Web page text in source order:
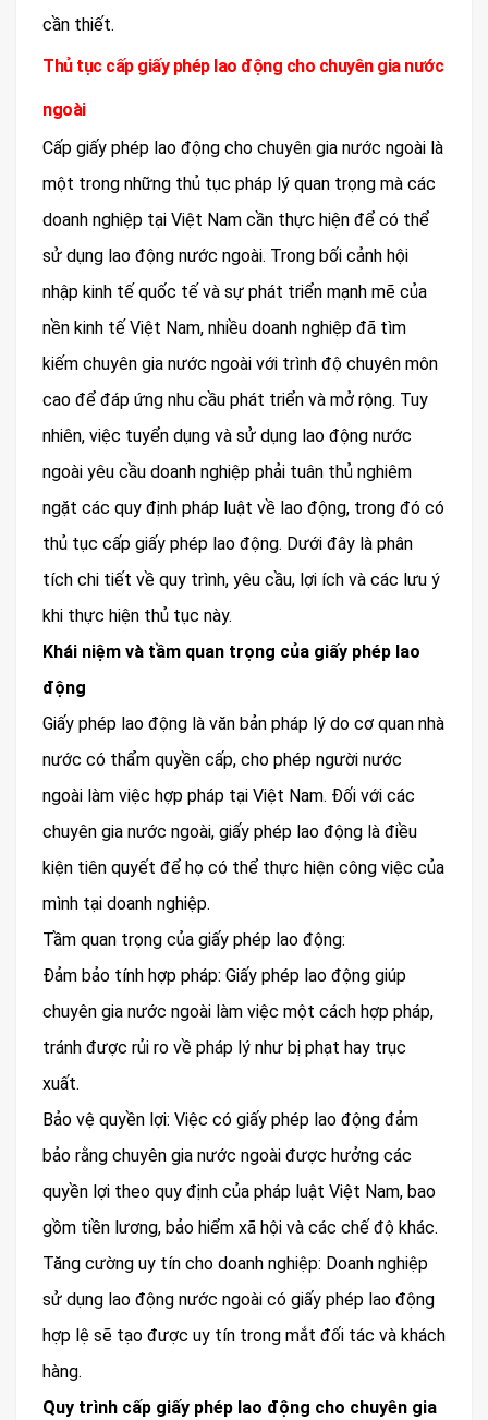
cần thiết.
Thủ tục cấp giấy phép lao động cho chuyên gia nước
ngoài
Cấp giấy phép lao động cho chuyên gia nước ngoài là
một trong những thủ tục pháp lý quan trọng mà các
doanh nghiệp tại Việt Nam cần thực hiện để có thể
sử dụng lao động nước ngoài. Trong bối cảnh hội
nhập kinh tế quốc tế và sự phát triển mạnh mẽ của
nền kinh tế Việt Nam, nhiều doanh nghiệp đã tìm
kiếm chuyên gia nước ngoài với trình độ chuyên môn
cao để đáp ứng nhu cầu phát triển và mở rộng. Tuy
nhiên, việc tuyển dụng và sử dụng lao động nước
ngoài yêu cầu doanh nghiệp phải tuân thủ nghiêm
ngặt các quy định pháp luật về lao động, trong đó có
thủ tục cấp giấy phép lao động. Dưới đây là phân
tích chi tiết về quy trình, yêu cầu, lợi ích và các lưu ý
khi thực hiện thủ tục này.
Khái niệm và tầm quan trọng của giấy phép lao
động
Giấy phép lao động là văn bản pháp lý do cơ quan nhà
nước có thẩm quyền cấp, cho phép người nước
ngoài làm việc hợp pháp tại Việt Nam. Đối với các
chuyên gia nước ngoài, giấy phép lao động là điều
kiện tiên quyết để họ có thể thực hiện công việc của
mình tại doanh nghiệp.
Tầm quan trọng của giấy phép lao động:
Đảm bảo tính hợp pháp: Giấy phép lao động giúp
chuyên gia nước ngoài làm việc một cách hợp pháp,
tránh được rủi ro về pháp lý như bị phạt hay trục
xuất.
Bảo vệ quyền lợi: Việc có giấy phép lao động đảm
bảo rằng chuyên gia nước ngoài được hưởng các
quyền lợi theo quy định của pháp luật Việt Nam, bao
gồm tiền lương, bảo hiểm xã hội và các chế độ khác.
Tăng cường uy tín cho doanh nghiệp: Doanh nghiệp
sử dụng lao động nước ngoài có giấy phép lao động
hợp lệ sẽ tạo được uy tín trong mắt đối tác và khách
hàng.
Quy trình cấp giấy phép lao động cho chuyên gia